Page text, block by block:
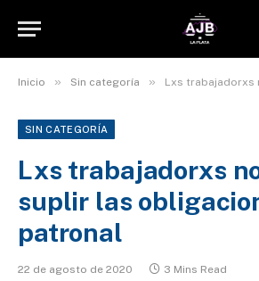
Inicio » Sin categoría » Lxs trabajadorxs no
SIN CATEGORÍA
Lxs trabajadorxs
suplir las
patronal
22 de agosto de 2020 3 Mins Read